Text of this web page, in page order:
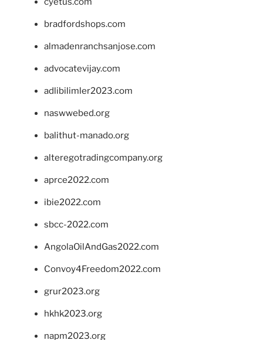
bradfordshops.com
almadenranchsanjose.com
advocatevijay.com
adlibilimler2023.com
naswwebed.org
balithut-manado.org
alteregotradingcompany.org
aprce2022.com
ibie2022.com
sbcc-2022.com
AngolaOilAndGas2022.com
Convoy4Freedom2022.com
grur2023.org
hkhk2023.org
napm2023.org